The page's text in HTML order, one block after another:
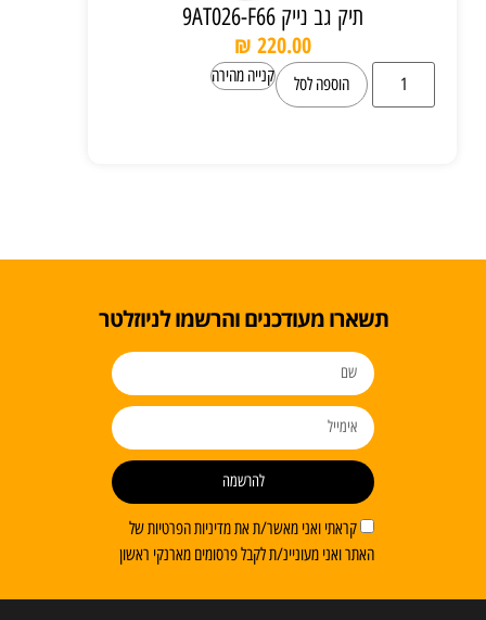
תיק גב נייק 9AT026-F66
₪ 220.00
הוספה לסל קנייה מהירה
תשארו מעודכנים והרשמו לניוזלטר
קראתי ואני מאשר/ת את מדיניות הפרטיות של
האתר ואני מעוניינ/ת לקבל פרסומים מארנקי ראשון
להרשמה